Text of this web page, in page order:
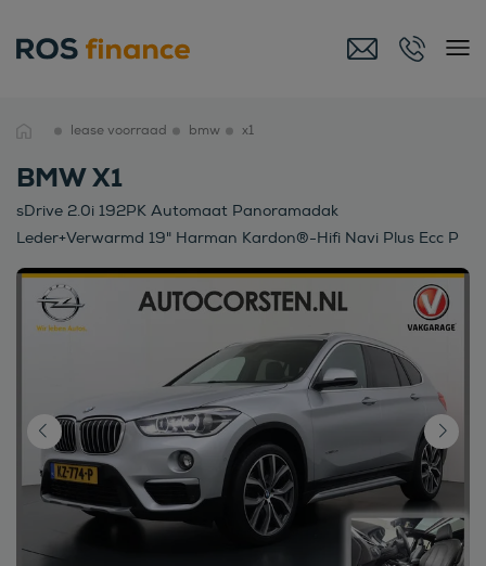
lease voorraad bmw x1
BMW X1
sDrive 2.0i 192PK Automaat Panoramadak
Leder+Verwarmd 19" Harman Kardon®-Hifi Navi Plus Ecc P